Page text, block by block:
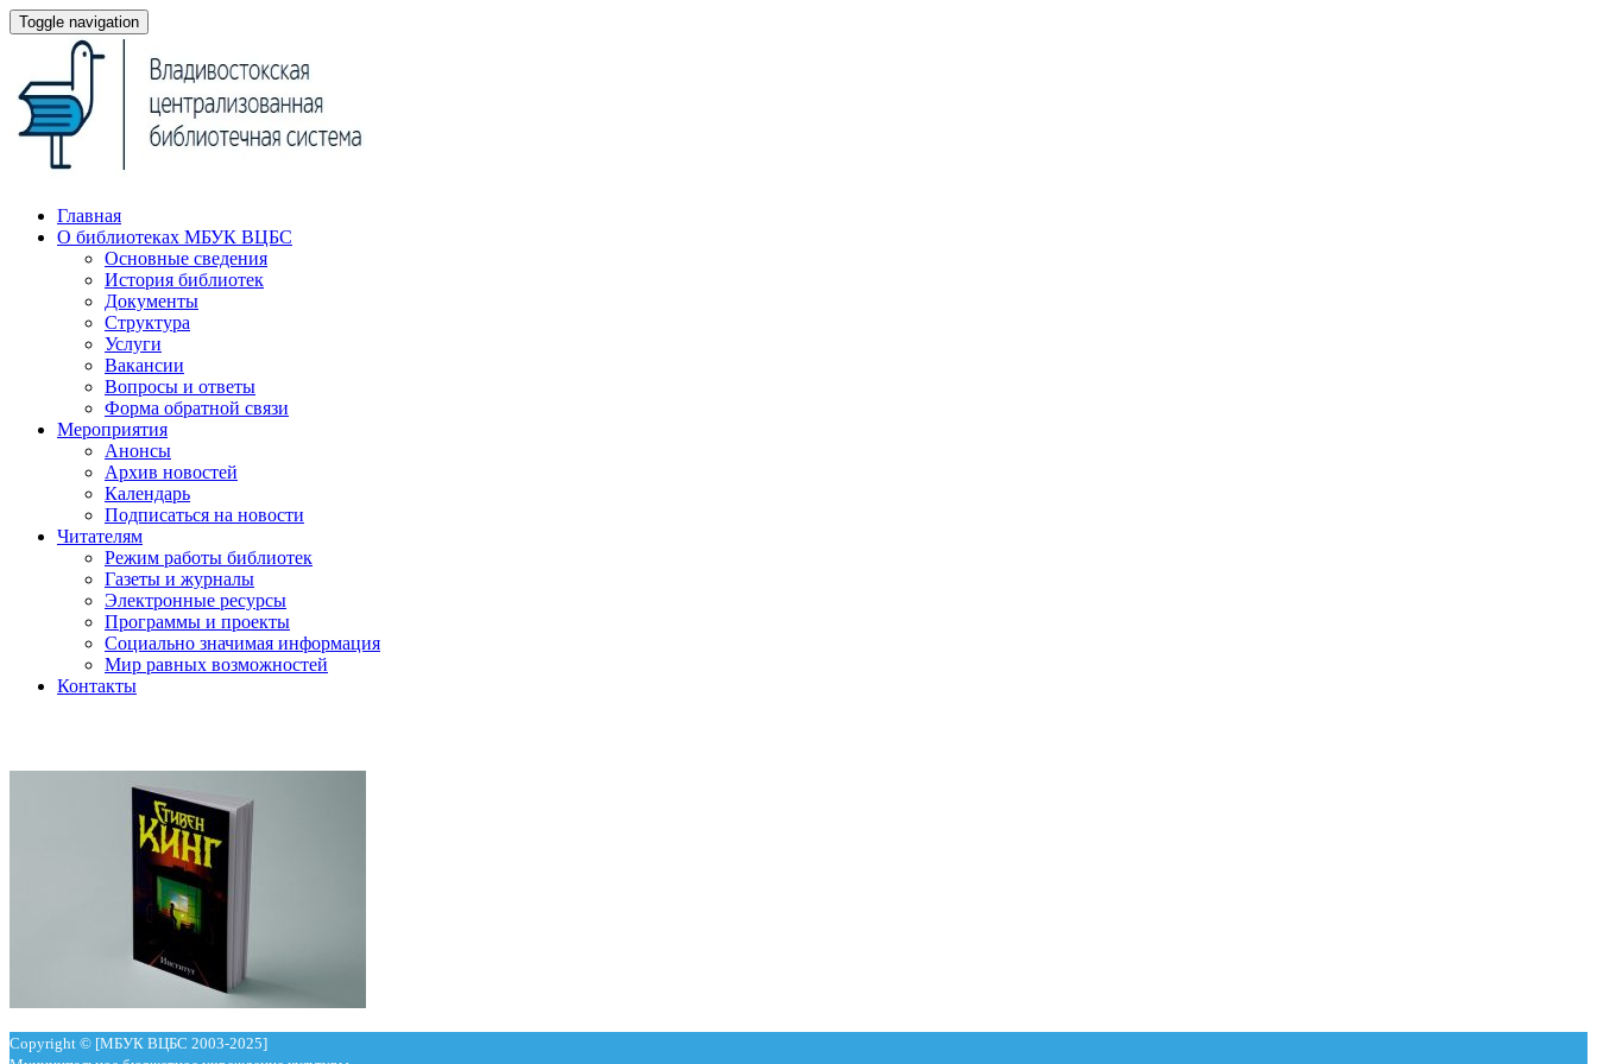
Toggle navigation
Главная
О библиотеках МБУК ВЦБС
Основные сведения
История библиотек
Документы
Структура
Услуги
Вакансии
Вопросы и ответы
Форма обратной связи
Мероприятия
Анонсы
Архив новостей
Календарь
Подписаться на новости
Читателям
Режим работы библиотек
Газеты и журналы
Электронные ресурсы
Программы и проекты
Социально значимая информация
Мир равных возможностей
Контакты
Copyright © [МБУК ВЦБС 2003-2025]